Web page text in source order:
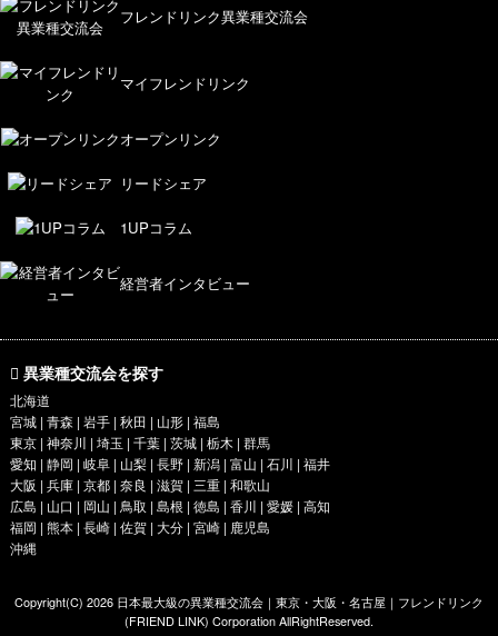
フレンドリンク異業種交流会
マイフレンドリンク
オープンリンク
リードシェア
1UPコラム
経営者インタビュー
異業種交流会を探す
北海道
宮城 | 青森 | 岩手 | 秋田 | 山形 | 福島
東京| 神奈川 | 埼玉 | 千葉 | 茨城 | 栃木 | 群馬
愛知 | 静岡 | 岐阜 | 山梨 | 長野 | 新潟 | 富山 | 石川 | 福井
大阪 | 兵庫| 京都| 奈良 | 滋賀 | 三重 | 和歌山
広島 | 山口 | 岡山 | 鳥取 | 島根 | 徳島 | 香川 | 愛媛 | 高知
福岡 | 熊本 | 長崎 | 佐賀 | 大分 | 宮崎 | 鹿児島
沖縄
Copyright(C) 2026 日本最大級の異業種交流会｜東京・大阪・名古屋｜フレンドリンク
(FRIEND LINK) Corporation AllRightReserved.